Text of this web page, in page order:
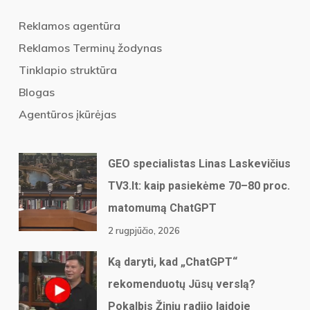
Reklamos agentūra
Reklamos Terminų žodynas
Tinklapio struktūra
Blogas
Agentūros įkūrėjas
GEO specialistas Linas Laskevičius
TV3.lt: kaip pasiekėme 70–80 proc.
matomumą ChatGPT
2 rugpjūčio, 2026
Ką daryti, kad „ChatGPT“
rekomenduotų Jūsų verslą?
Pokalbis Žinių radijo laidoje